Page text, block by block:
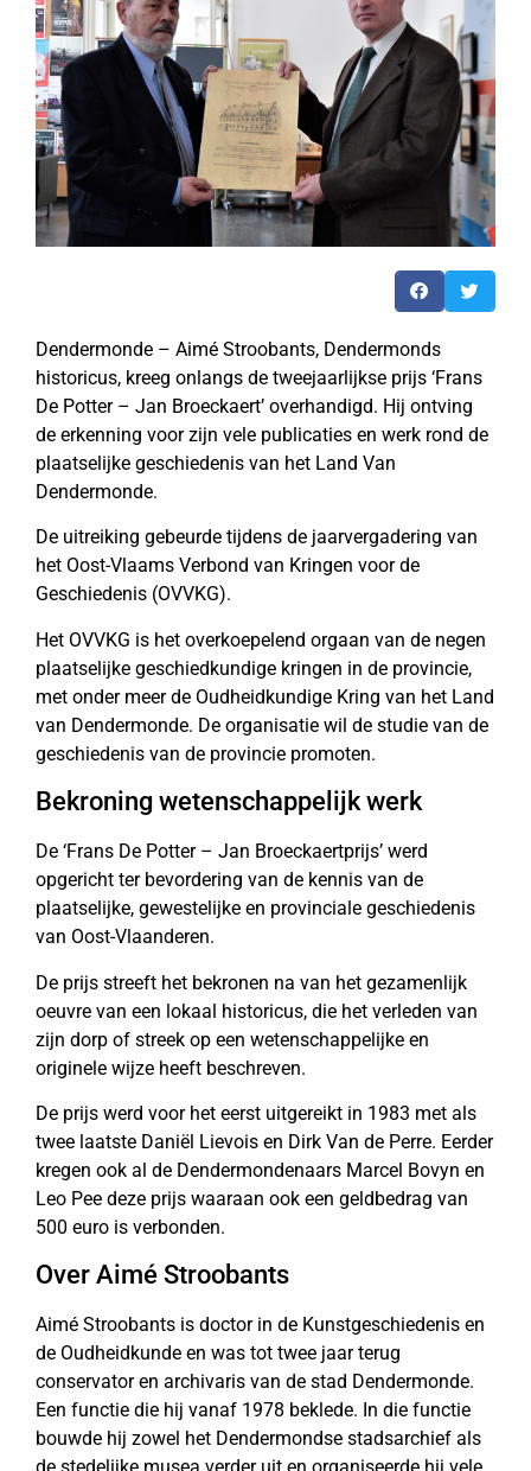
Dendermonde – Aimé Stroobants, Dendermonds
historicus, kreeg onlangs de tweejaarlijkse prijs ‘Frans
De Potter – Jan Broeckaert’ overhandigd. Hij ontving
de erkenning voor zijn vele publicaties en werk rond de
plaatselijke geschiedenis van het Land Van
Dendermonde.
De uitreiking gebeurde tijdens de jaarvergadering van
het Oost-Vlaams Verbond van Kringen voor de
Geschiedenis (OVVKG).
Het OVVKG is het overkoepelend orgaan van de negen
plaatselijke geschiedkundige kringen in de provincie,
met onder meer de Oudheidkundige Kring van het Land
van Dendermonde. De organisatie wil de studie van de
geschiedenis van de provincie promoten.
Bekroning wetenschappelijk werk
De ‘Frans De Potter – Jan Broeckaertprijs’ werd
opgericht ter bevordering van de kennis van de
plaatselijke, gewestelijke en provinciale geschiedenis
van Oost-Vlaanderen.
De prijs streeft het bekronen na van het gezamenlijk
oeuvre van een lokaal historicus, die het verleden van
zijn dorp of streek op een wetenschappelijke en
originele wijze heeft beschreven.
De prijs werd voor het eerst uitgereikt in 1983 met als
twee laatste Daniël Lievois en Dirk Van de Perre. Eerder
kregen ook al de Dendermondenaars Marcel Bovyn en
Leo Pee deze prijs waaraan ook een geldbedrag van
500 euro is verbonden.
Over Aimé Stroobants
Aimé Stroobants is doctor in de Kunstgeschiedenis en
de Oudheidkunde en was tot twee jaar terug
conservator en archivaris van de stad Dendermonde.
Een functie die hij vanaf 1978 beklede. In die functie
bouwde hij zowel het Dendermondse stadsarchief als